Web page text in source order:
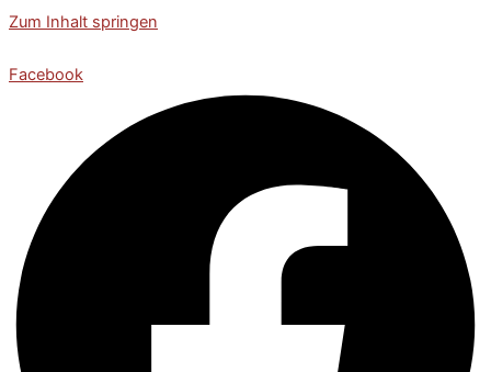
Zum Inhalt springen
Facebook